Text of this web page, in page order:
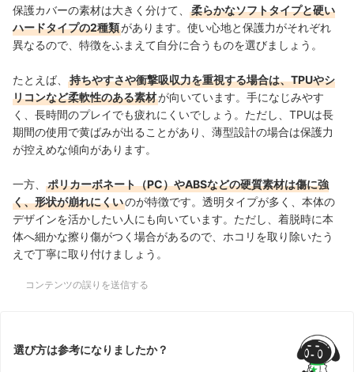
保護カバーの素材は大きく分けて、
柔らかなソフトタイプと硬い
ハードタイプの2種類があります。使い心地と保護力がそれぞれ
異なるので、特徴をふまえて自分に合うものを選びましょう。
たとえば、
持ちやすさや衝撃吸収力を重視する場合は、TPUやシ
リコンなど柔軟性のある素材が向いています。手になじみやす
く、長時間のプレイでも疲れにくいでしょう。ただし、TPUは長
期間の使用で黄ばみが出ることがあり、薄型設計の場合は保護力
が控えめな傾向があります。
一方、
ポリカーボネート（PC）やABSなどの硬質素材は傷に強
く、形状が崩れにくいのが特徴です。透明タイプが多く、本体の
デザインを活かしたい人にも向いています。ただし、着脱時に本
体へ細かな擦り傷がつく場合があるので、ホコリを取り除いたう
えで丁寧に取り付けましょう。
コンテンツの誤りを送信する
選び方は参考になりましたか？